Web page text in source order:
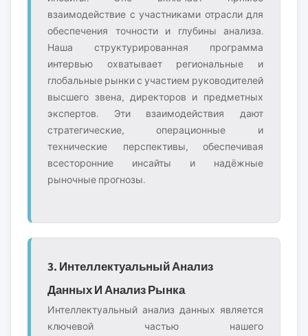
взаимодействие с участниками отрасли для
обеспечения точности и глубины анализа.
Наша структурированная программа
интервью охватывает региональные и
глобальные рынки с участием руководителей
высшего звена, директоров и предметных
экспертов. Эти взаимодействия дают
стратегические, операционные и
технические перспективы, обеспечивая
всесторонние инсайты и надёжные
рыночные прогнозы.
3. Интеллектуальный Анализ
Данных И Анализ Рынка
Интеллектуальный анализ данных является
ключевой частью нашего